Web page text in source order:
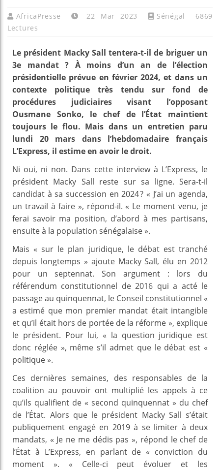
AfricaPresse 22 Mar 2023 Sénégal
6869
Lectures
Le président Macky Sall tentera-t-il de briguer un
3e mandat ? À moins d’un an de l’élection
présidentielle prévue en février 2024, et dans un
contexte politique très tendu sur fond de
procédures judiciaires visant l’opposant
Ousmane Sonko, le chef de l’État maintient
toujours le flou. Mais dans un entretien paru
lundi 20 mars dans l’hebdomadaire français
L’Express, il estime en avoir le droit.
Ni oui, ni non. Dans cette interview à L’Express, le
président Macky Sall reste sur sa ligne. Sera-t-il
candidat à sa succession en 2024 ? « J’ai un agenda,
un travail à faire », répond-il. « Le moment venu, je
ferai savoir ma position, d’abord à mes partisans,
ensuite à la population sénégalaise ».
Mais « sur le plan juridique, le débat est tranché
depuis longtemps » ajoute Macky Sall, élu en 2012
pour un septennat. Son argument : lors du
référendum constitutionnel de 2016 qui a acté le
passage au quinquennat, le Conseil constitutionnel «
a estimé que mon premier mandat était intangible
et qu’il était hors de portée de la réforme », explique
le président. Pour lui, « la question juridique est
donc réglée », même s’il admet que le débat est «
politique ».
Ces dernières semaines, des responsables de la
coalition au pouvoir ont multiplié les appels à ce
qu’ils qualifient de « second quinquennat » du chef
de l’État. Alors que le président Macky Sall s’était
publiquement engagé en 2019 à se limiter à deux
mandats, « Je ne me dédis pas », répond le chef de
l’État à L’Express, en parlant de « conviction du
moment ». « Celle-ci peut évoluer et les